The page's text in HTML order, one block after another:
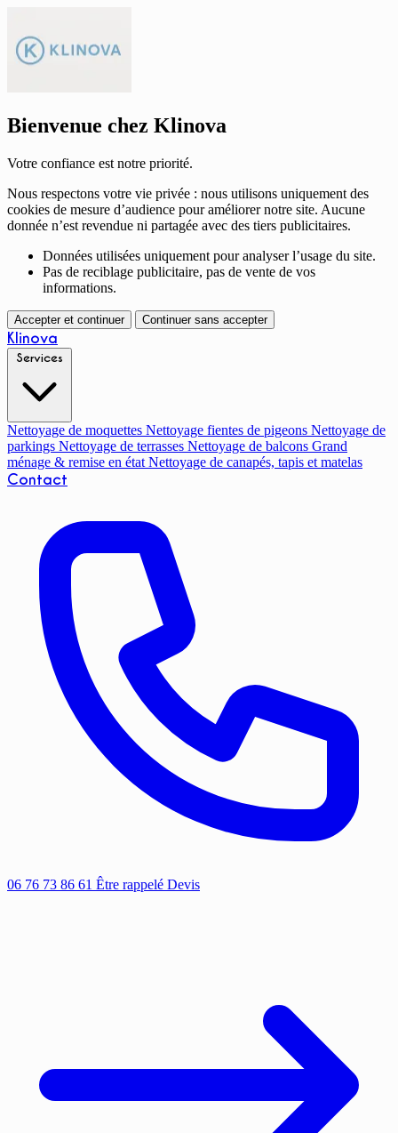
Bienvenue chez Klinova
Votre confiance est notre priorité.
Nous respectons votre vie privée : nous utilisons uniquement des
cookies de mesure d’audience pour améliorer notre site. Aucune
donnée n’est revendue ni partagée avec des tiers publicitaires.
Données utilisées uniquement pour analyser l’usage du site.
Pas de reciblage publicitaire, pas de vente de vos
informations.
Accepter et continuer Continuer sans accepter
Klinova
Nettoyage de moquettes Nettoyage fientes de pigeons Nettoyage de
parkings Nettoyage de terrasses Nettoyage de balcons Grand
ménage & remise en état Nettoyage de canapés, tapis et matelas
Contact
06 76 73 86 61 Être rappelé Devis